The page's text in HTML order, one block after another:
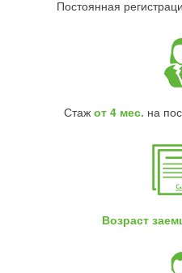
Постоянная
Стаж от 4 мес. на
Возраст